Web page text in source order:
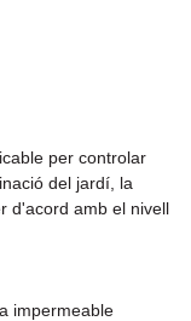
per controlar
del jardí, la
d'acord amb el nivell
impermeable